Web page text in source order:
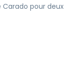
pour deux